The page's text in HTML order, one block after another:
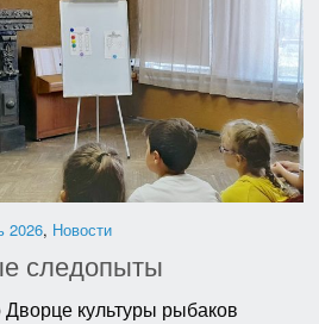
2026, Новости
следопыты
Дворце культуры рыбаков